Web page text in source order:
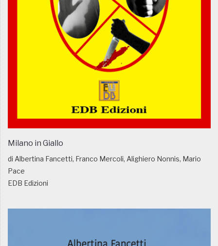
Milano in Giallo
di Albertina Fancetti, Franco Mercoli, Alighiero Nonnis, Mario
Pace
EDB Edizioni